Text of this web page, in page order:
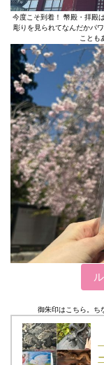
今度こそ到着！ 幣殿・拝殿
彫りを見られてなんだかパ
ことも
御朱印はこちら。ち